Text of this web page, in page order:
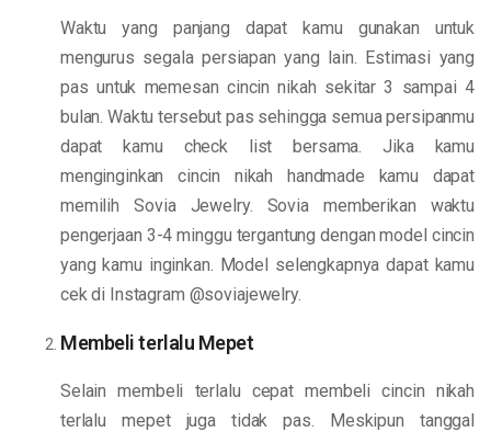
Waktu yang panjang dapat kamu gunakan untuk
mengurus segala persiapan yang lain. Estimasi yang
pas untuk memesan cincin nikah sekitar 3 sampai 4
bulan. Waktu tersebut pas sehingga semua persipanmu
dapat kamu check list bersama. Jika kamu
menginginkan cincin nikah handmade kamu dapat
memilih Sovia Jewelry. Sovia memberikan waktu
pengerjaan 3-4 minggu tergantung dengan model cincin
yang kamu inginkan. Model selengkapnya dapat kamu
cek di Instagram @soviajewelry.
Membeli terlalu Mepet
Selain membeli terlalu cepat membeli cincin nikah
terlalu mepet juga tidak pas. Meskipun tanggal